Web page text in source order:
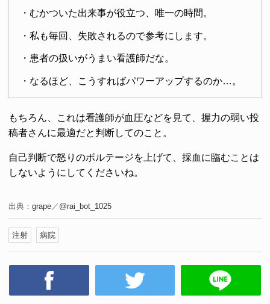
・むかついた出来事が役立つ、唯一の時間。
・私も毎回、失敗されるので参考にします。
・患者の扱いがうまい看護師だな。
・なるほど、こうすればパワーアップするのか…。
もちろん、これは看護師が血圧などを見て、握力の弱い投
稿者さんに最適だと判断してのこと。
自己判断で怒りのボルテージを上げて、採血に臨むことは
しないようにしてくださいね。
出典： grape ／ @rai_bot_1025
注射 病院